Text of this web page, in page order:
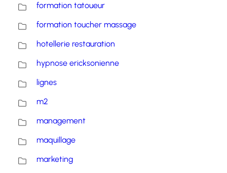
formation tatoueur
formation toucher massage
hotellerie restauration
hypnose ericksonienne
lignes
m2
management
maquillage
marketing